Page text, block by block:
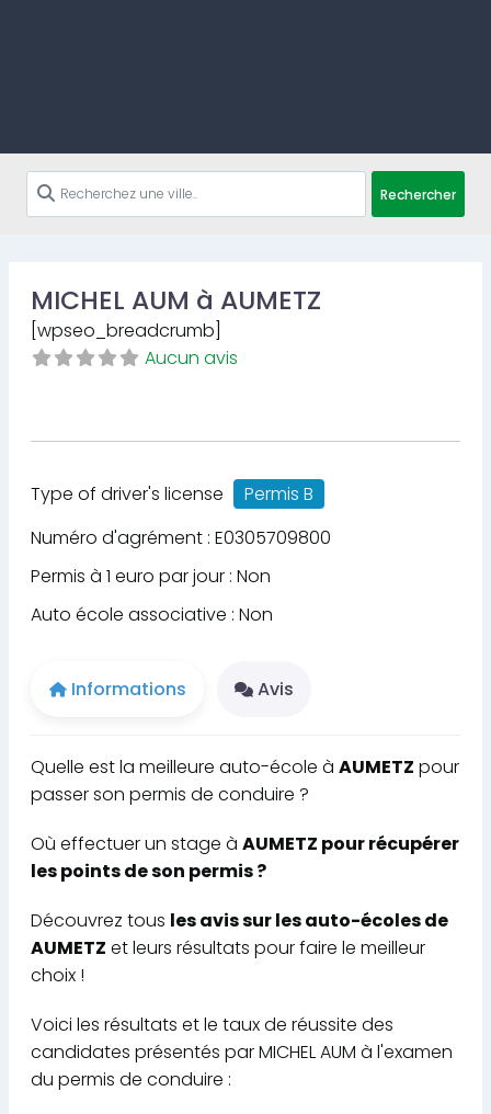
Rechercher
MICHEL AUM à AUMETZ
[wpseo_breadcrumb]
Aucun avis
Type of driver's license
Permis B
Numéro d'agrément : E0305709800
Permis à 1 euro par jour : Non
Auto école associative : Non
Informations Avis
Quelle est la meilleure auto-école à AUMETZ pour
passer son permis de conduire ?
Où effectuer un stage à AUMETZ pour récupérer
les points de son permis ?
Découvrez tous les avis sur les auto-écoles de
AUMETZ et leurs résultats pour faire le meilleur
choix !
Voici les résultats et le taux de réussite des
candidates présentés par MICHEL AUM à l'examen
du permis de conduire :